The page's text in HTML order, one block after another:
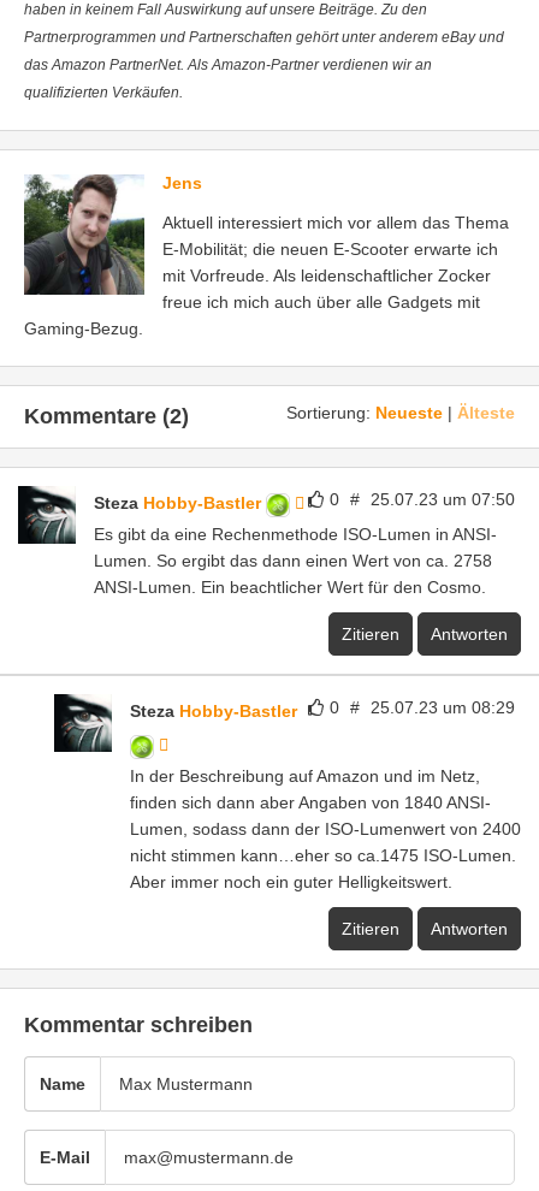
haben in keinem Fall Auswirkung auf unsere Beiträge. Zu den
Partnerprogrammen und Partnerschaften gehört unter anderem eBay und
das Amazon PartnerNet. Als Amazon-Partner verdienen wir an
qualifizierten Verkäufen.
Jens
Aktuell interessiert mich vor allem das Thema
E-Mobilität; die neuen E-Scooter erwarte ich
mit Vorfreude. Als leidenschaftlicher Zocker
freue ich mich auch über alle Gadgets mit
Gaming-Bezug.
Sortierung: Neueste | Älteste
Kommentare (2)
0 # 25.07.23 um 07:50
Steza Hobby-Bastler
Es gibt da eine Rechenmethode ISO-Lumen in ANSI-
Lumen. So ergibt das dann einen Wert von ca. 2758
ANSI-Lumen. Ein beachtlicher Wert für den Cosmo.
Zitieren Antworten
0 # 25.07.23 um 08:29
Steza Hobby-Bastler
In der Beschreibung auf Amazon und im Netz,
finden sich dann aber Angaben von 1840 ANSI-
Lumen, sodass dann der ISO-Lumenwert von 2400
nicht stimmen kann…eher so ca.1475 ISO-Lumen.
Aber immer noch ein guter Helligkeitswert.
Zitieren Antworten
Kommentar schreiben
Name
E-Mail